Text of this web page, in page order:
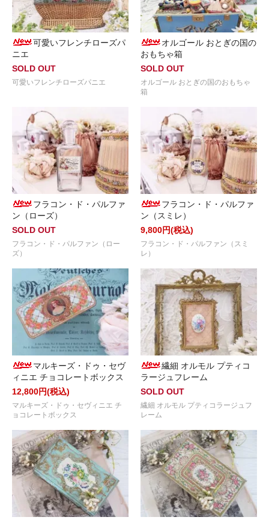
可愛いフレンチローズパ
ニエ
SOLD OUT
可愛いフレンチローズパニエ
オルゴール おとぎの国の
おもちゃ箱
SOLD OUT
オルゴール おとぎの国のおもちゃ
箱
フラコン・ド・パルファ
ン（ローズ）
SOLD OUT
フラコン・ド・パルファン（ロー
ズ）
フラコン・ド・パルファ
ン（スミレ）
9,800円(税込)
フラコン・ド・パルファン（スミ
レ）
マルキーズ・ドゥ・セヴ
ィニエ チョコレートボックス
12,800円(税込)
マルキーズ・ドゥ・セヴィニエ チ
ョコレートボックス
繊細 オルモル プティコ
ラージュフレーム
SOLD OUT
繊細 オルモル プティコラージュフ
レーム